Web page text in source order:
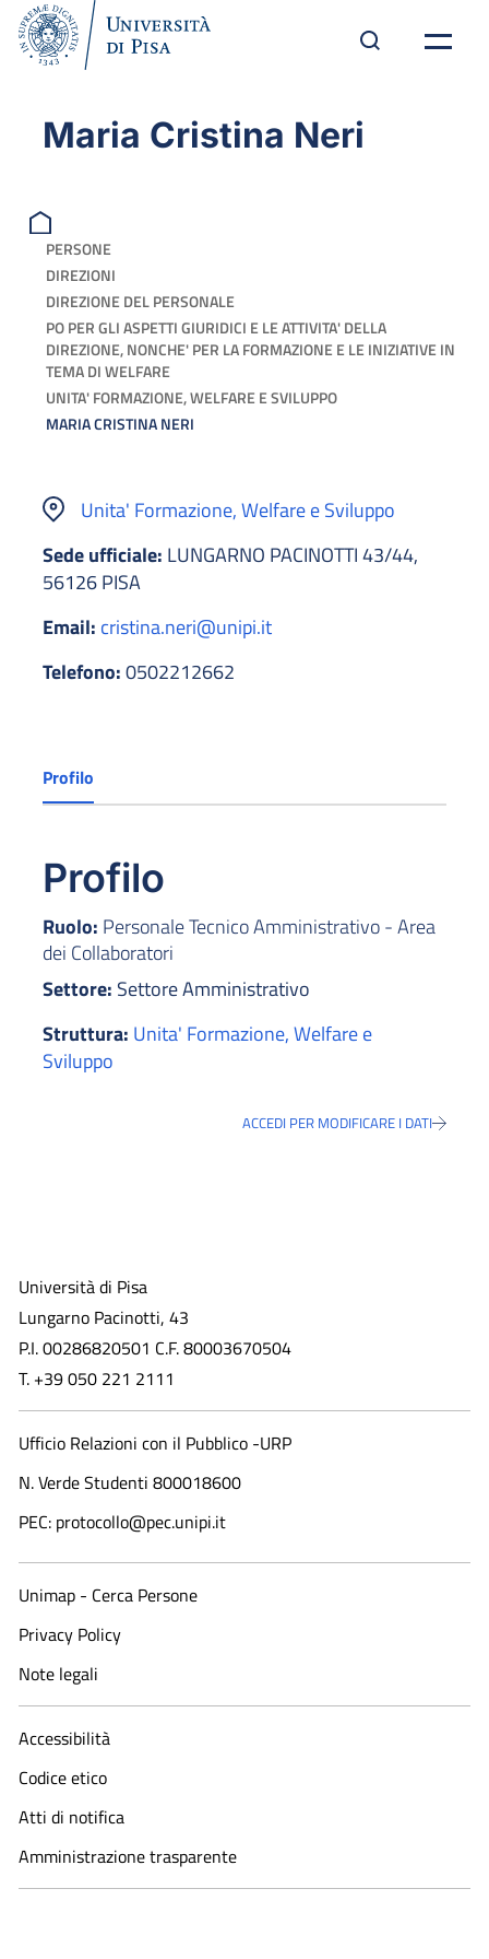
Maria Cristina Neri
PERSONE
DIREZIONI
DIREZIONE DEL PERSONALE
PO PER GLI ASPETTI GIURIDICI E LE ATTIVITA' DELLA
DIREZIONE, NONCHE' PER LA FORMAZIONE E LE INIZIATIVE IN
TEMA DI WELFARE
UNITA' FORMAZIONE, WELFARE E SVILUPPO
MARIA CRISTINA NERI
Unita' Formazione, Welfare e Sviluppo
Sede ufficiale: LUNGARNO PACINOTTI 43/44,
56126 PISA
Email: cristina.neri@unipi.it
Telefono:0502212662
Profilo
Profilo
Ruolo: Personale Tecnico Amministrativo - Area
dei Collaboratori
Settore: Settore Amministrativo
Struttura: Unita' Formazione, Welfare e
Sviluppo
ACCEDI PER MODIFICARE I DATI
Università di Pisa
Lungarno Pacinotti, 43
P.I. 00286820501 C.F. 80003670504
T. +39 050 221 2111
Ufficio Relazioni con il Pubblico -URP
N. Verde Studenti 800018600​
PEC: protocollo@pec.unipi.it
Unimap - Cerca Persone
Privacy Policy
Note legali
Accessibilità
Codice etico
Atti di notifica
Amministrazione trasparente